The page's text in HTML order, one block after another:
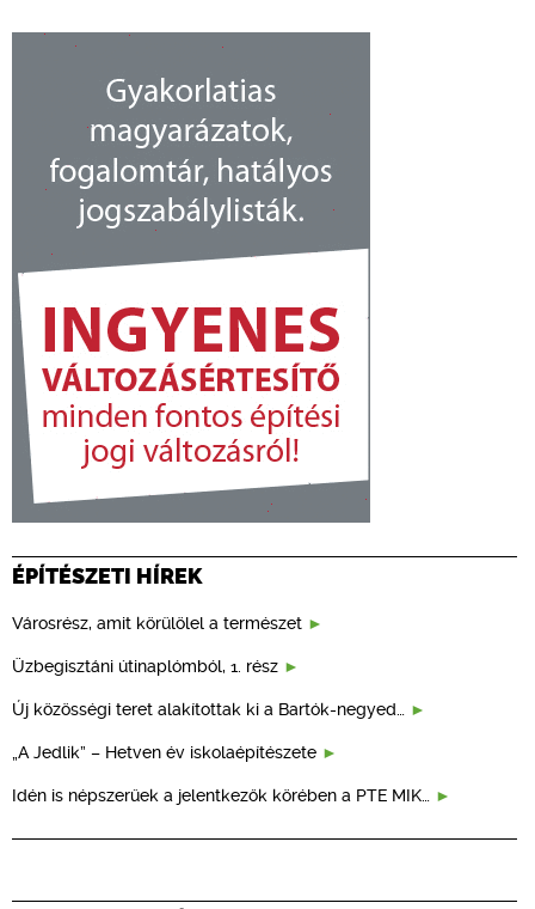
ÉPÍTÉSZETI HÍREK
Városrész, amit körülölel a természet
Üzbegisztáni útinaplómból, 1. rész
Új közösségi teret alakítottak ki a Bartók-negyed…
„A Jedlik” – Hetven év iskolaépítészete
Idén is népszerűek a jelentkezők körében a PTE MIK…